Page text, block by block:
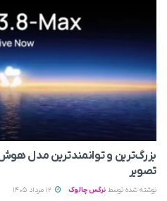
بزرگ‌ترین و توانمندترین مدل
تصویر
نوشته شده توسط نرگس چالوک